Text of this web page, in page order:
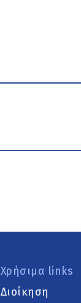
Χρήσιμα links
Διοίκηση